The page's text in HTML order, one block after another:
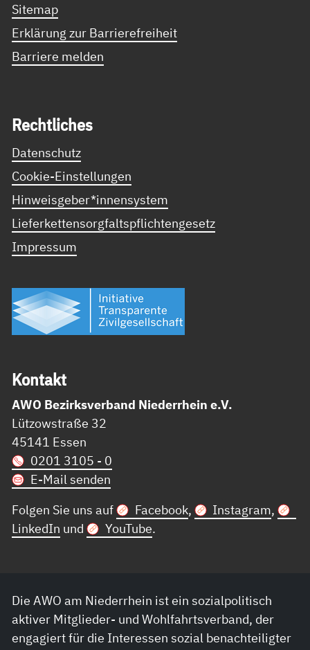
Sitemap
Erklärung zur Barrierefreiheit
Barriere melden
Recht­li­ches
Datenschutz
Cookie-Einstellungen
Hinweisgeber*innensystem
Lieferkettensorgfaltspflichtengesetz
Impressum
Kon­takt
AWO Bezirksverband Niederrhein e.V.
Lützowstraße 32
45141 Essen
0201 3105 - 0
E-Mail senden
Folgen Sie uns auf
Facebook, Instagram,
LinkedIn und YouTube.
Die AWO am Niederrhein ist ein sozialpolitisch
aktiver Mitglieder- und Wohlfahrtsverband, der
engagiert für die Interessen sozial benachteiligter